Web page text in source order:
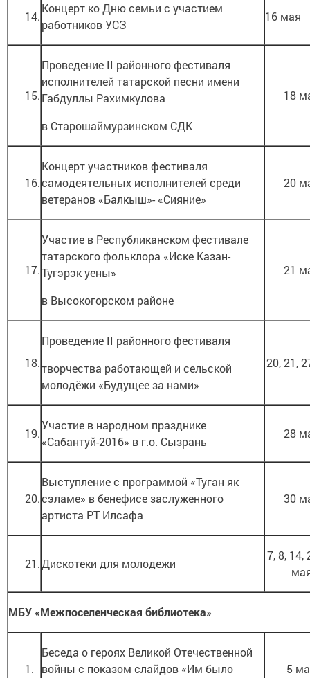
14.
Концерт ко Дню семьи с участием
работников УСЗ
16 мая
15.
Проведение II районного фестиваля
исполнителей татарской песни имени
Габдуллы Рахимкулова
в Старошаймурзинском СДК
18
16.
Концерт участников фестиваля
самодеятельных исполнителей среди
ветеранов «Балкыш»- «Сияние»
20
17.
Участие в Республиканском фестивале
татарского фольклора «Иске Казан-
Тугэрэк уены»
в Высокогорском районе
21
18.
Проведение II районного фестиваля
творчества работающей и сельской
молодёжи «Будущее за нами»
20, 21,
19.
Участие в народном празднике
«Сабантуй-2016» в г.о. Сызрань
28
20.
Выступление с программой «Туган як
сэламе» в бенефисе заслуженного
артиста РТ Илсафа
30
21.Дискотеки для молодежи
7, 8, 14,
МБУ «Межпоселенческая библиотека»
1.
Беседа о героях Великой Отечественной
войны с показом слайдов «Им было
5